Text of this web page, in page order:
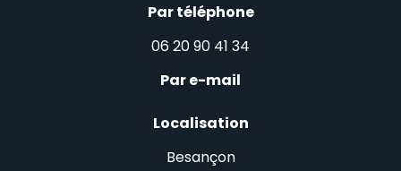
Par téléphone
06 20 90 41 34
Par e-mail
Localisation
Besançon